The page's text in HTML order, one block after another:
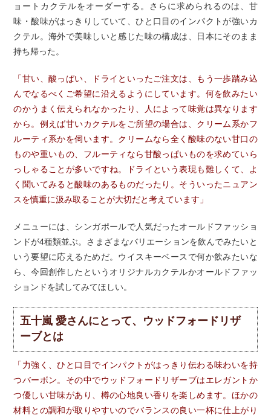
ョートカクテルをオーダーする。さらに求められるのは、甘
味・酸味がはっきりしていて、ひと口目のインパクトが強いカ
クテル。海外で美味しいと感じた味の構成は、日本にそのまま
持ち帰った。
「甘い、酸っぱい、ドライといったご注文は、もう一歩踏み込
んでなるべくご希望に沿えるようにしています。何を飲みたい
のかうまく伝えられなかったり、人によって味覚は異なります
から。例えば甘いカクテルをご所望の場合は、クリーム系かフ
ルーティ系かを伺います。クリームなら全く酸味のない甘口の
ものや重いもの、フルーティなら甘酸っぱいものを求めていら
っしゃることが多いですね。ドライという表現も難しくて、よ
く聞いてみると酸味のあるものだったり。そういったニュアン
スを慎重に汲み取ることが大切だと考えています」
メニューには、シンガポールで人気だったオールドファッショ
ンドが4種類並ぶ。さまざまなバリエーションを飲んでみたいと
いう要望に応えるためだ。ウイスキーベースで何か飲みたいな
ら、今回創作したというオリジナルカクテルかオールドファッ
ションドを試してみてほしい。
五十嵐 愛さんにとって、ウッドフォードリザ
ーブとは
「力強く、ひと口目でインパクトがはっきり伝わる味わいを持
つバーボン。その中でウッドフォードリザーブはエレガントか
つ優しい甘味があり、樽の心地良い香りを楽しめます。ほかの
材料との調和が取りやすいのでバランスの良い一杯に仕上がり